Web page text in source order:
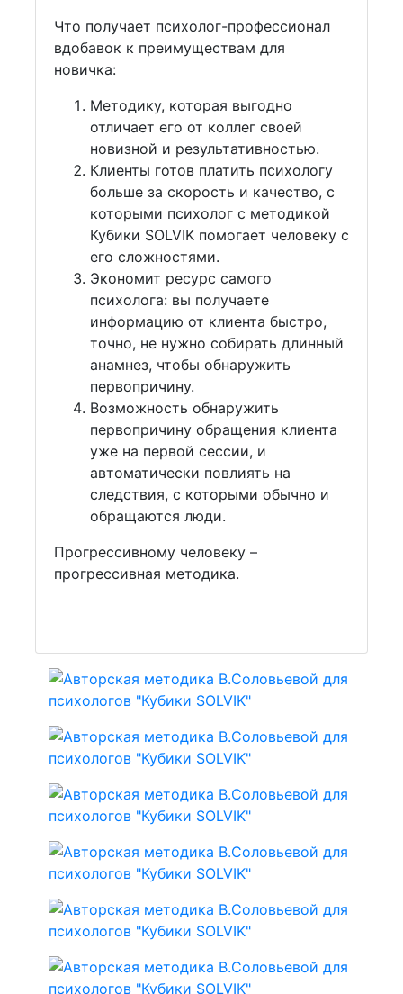
Что получает психолог-профессионал
вдобавок к преимуществам для
новичка:
Методику, которая выгодно
отличает его от коллег своей
новизной и результативностью.
Клиенты готов платить психологу
больше за скорость и качество, с
которыми психолог с методикой
Кубики SOLVIK помогает человеку с
его сложностями.
Экономит ресурс самого
психолога: вы получаете
информацию от клиента быстро,
точно, не нужно собирать длинный
анамнез, чтобы обнаружить
первопричину.
Возможность обнаружить
первопричину обращения клиента
уже на первой сессии, и
автоматически повлиять на
следствия, с которыми обычно и
обращаются люди.
Прогрессивному человеку –
прогрессивная методика.